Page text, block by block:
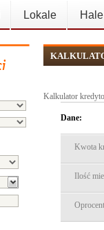
Lokale Hale
Kalkulator
Dane:
Kwota
Ilość